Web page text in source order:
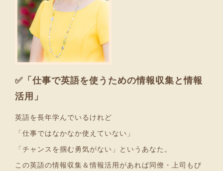
✅「仕事で英語を使うための情報収集と情報
活用」
英語を長年学んでいるけれど
「仕事ではなかなか使えていない」
「チャンスを掴む勇気がない」というあなた。
この英語の情報収集＆情報活用があれば同僚・上司もび